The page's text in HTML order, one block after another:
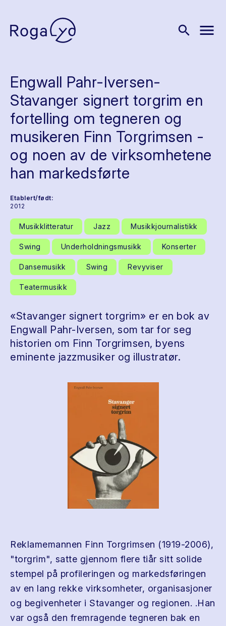
search menu
Engwall Pahr-Iversen-
Stavanger signert torgrim en
fortelling om tegneren og
musikeren Finn Torgrimsen -
og noen av de virksomhetene
han markedsførte
Etablert/født:
2012
Musikklitteratur Jazz Musikkjournalistikk
Swing Underholdningsmusikk Konserter
Dansemusikk Swing Revyviser
Teatermusikk
«Stavanger signert torgrim» er en bok av
Engwall Pahr-Iversen, som tar for seg
historien om Finn Torgrimsen, byens
eminente jazzmusiker og illustratør.
Reklamemannen Finn Torgrimsen (1919-2006),
"torgrim", satte gjennom flere tiår sitt solide
stempel på profileringen og markedsføringen
av en lang rekke virksomheter, organisasjoner
og begivenheter i Stavanger og regionen. .Han
var også den fremragende tegneren bak en